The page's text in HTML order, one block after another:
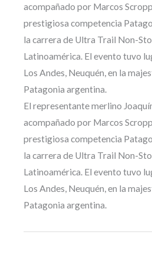
acompañado por Marcos
prestigiosa competencia
la carrera de Ultra Trail Non-
Latinoamérica. El evento tuvo
Los Andes, Neuquén, en la
Patagonia argentina.
El representante merlino
acompañado por Marcos
prestigiosa competencia
la carrera de Ultra Trail Non-
Latinoamérica. El evento tuvo
Los Andes, Neuquén, en la
Patagonia argentina.